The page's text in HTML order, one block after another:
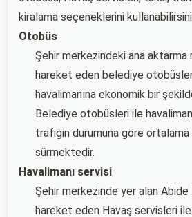
kiralama seçeneklerini
Otobüs
Şehir merkezindeki ana aktarma
hareket eden belediye
havalimanına ekonomik bir
Belediye otobüsleri ile
trafiğin durumuna göre
sürmektedir.
Havalimanı servisi
Şehir merkezinde yer alan Abide
hareket eden Havaş servisleri ile